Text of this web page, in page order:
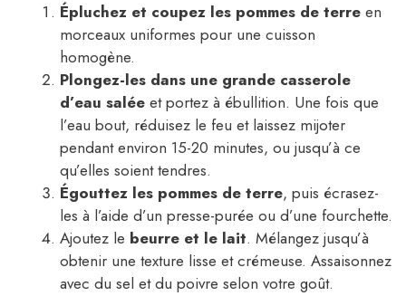
Épluchez et coupez les pommes de terre en
morceaux uniformes pour une cuisson
homogène.
Plongez-les dans une grande casserole
d’eau salée et portez à ébullition. Une fois que
l’eau bout, réduisez le feu et laissez mijoter
pendant environ 15-20 minutes, ou jusqu’à ce
qu’elles soient tendres.
Égouttez les pommes de terre, puis écrasez-
les à l’aide d’un presse-purée ou d’une fourchette.
Ajoutez le beurre et le lait. Mélangez jusqu’à
obtenir une texture lisse et crémeuse. Assaisonnez
avec du sel et du poivre selon votre goût.